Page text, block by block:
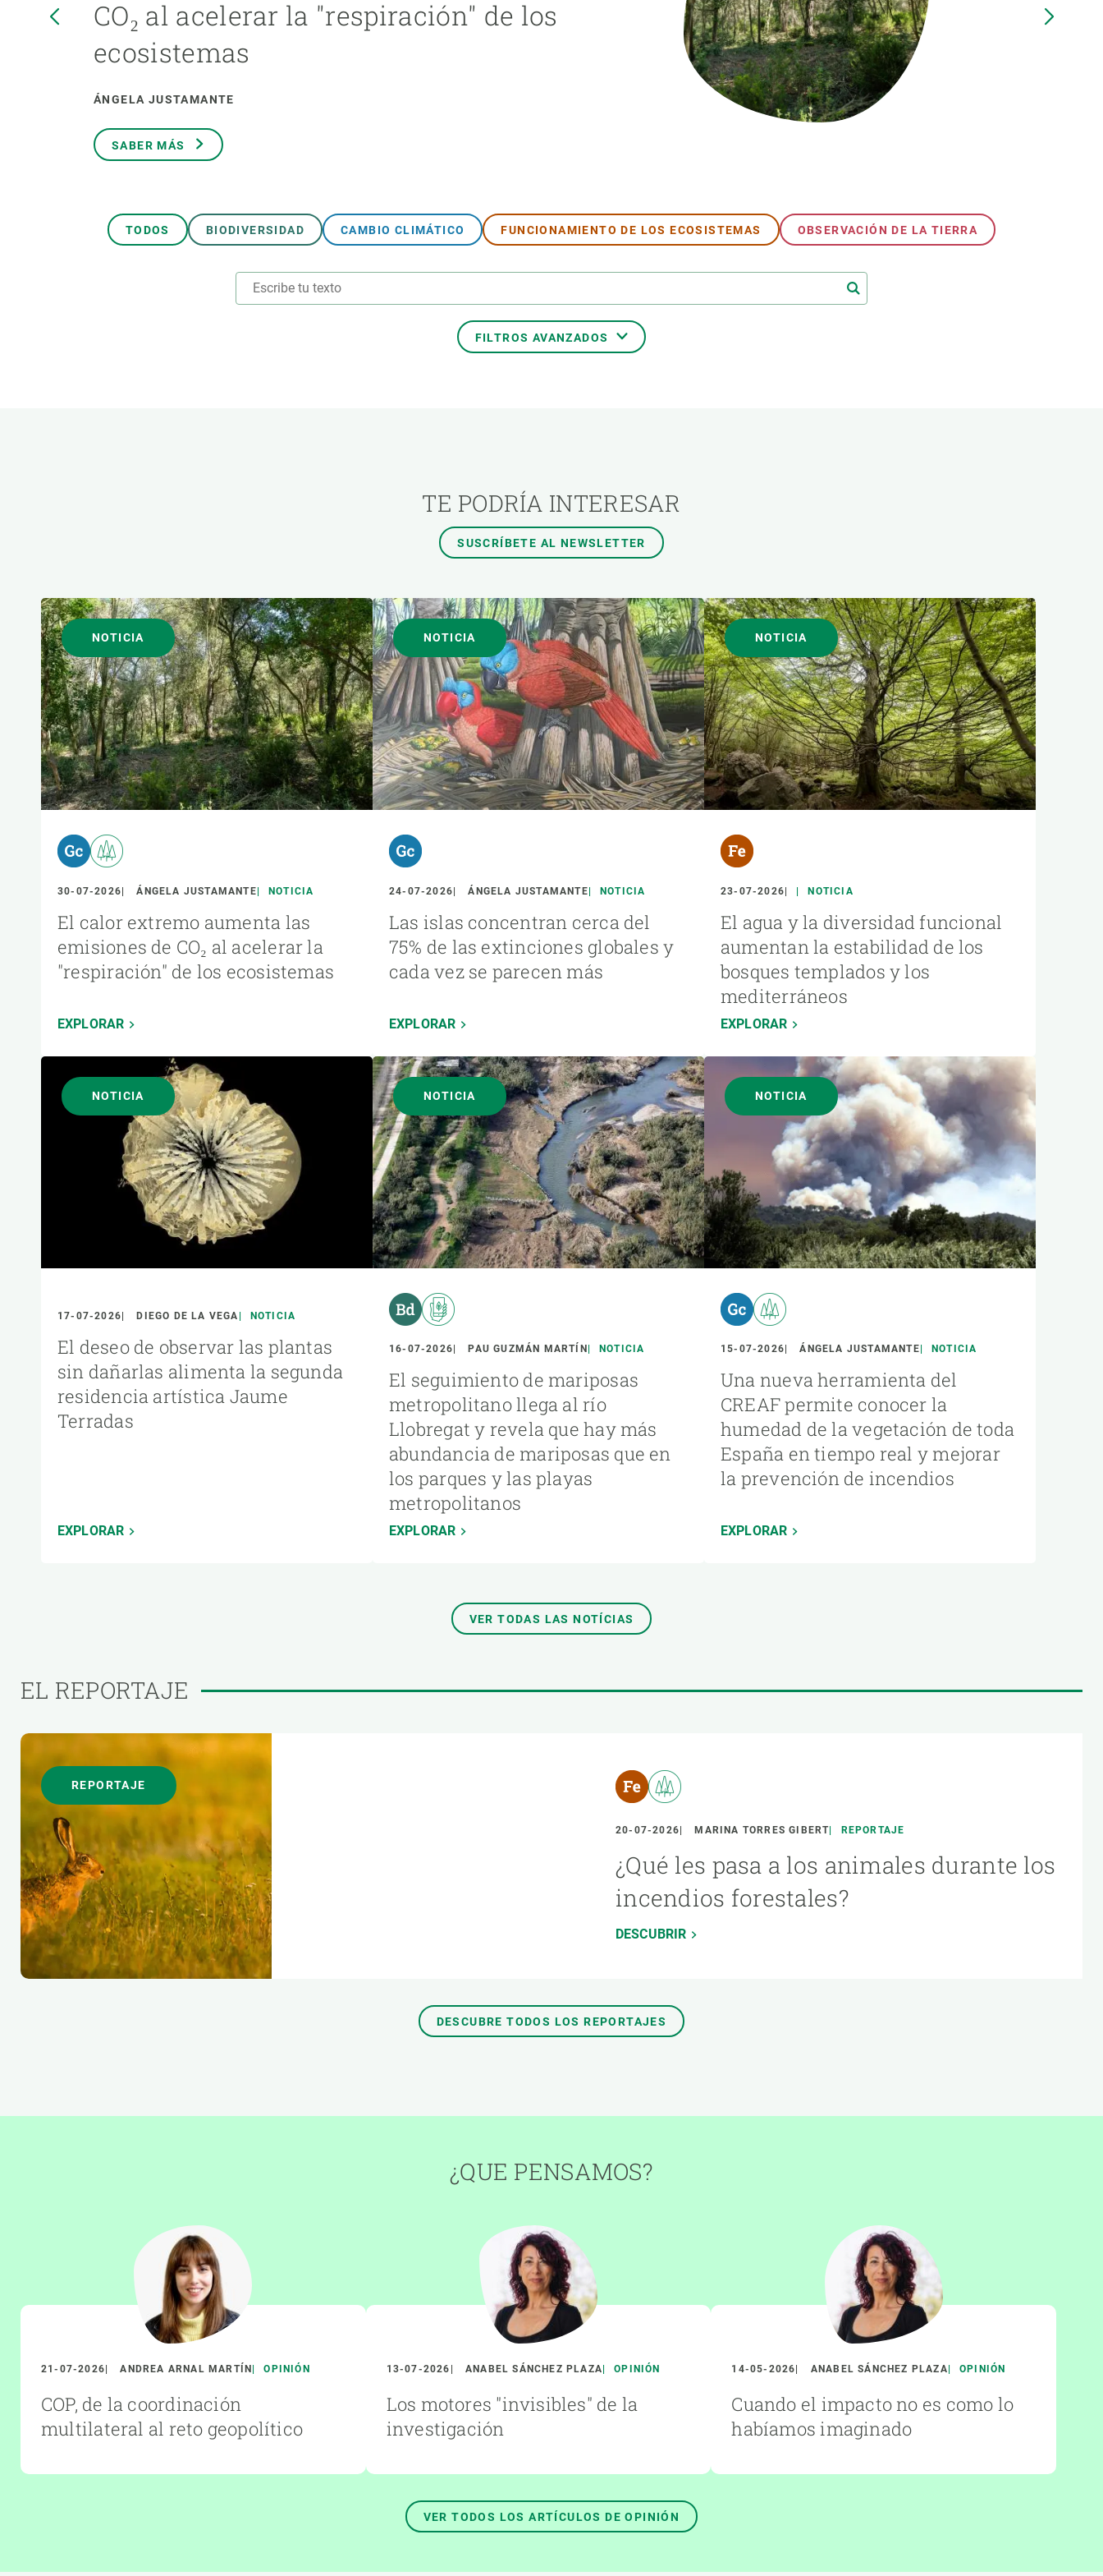
CO₂ al acelerar la "respiración" de los
ecosistemas
ÁNGELA JUSTAMANTE
SABER MÁS
TODOS BIODIVERSIDAD CAMBIO CLIMÁTICO FUNCIONAMIENTO DE LOS ECOSISTEMAS OBSERVACIÓN DE LA TIERRA
FILTROS AVANZADOS
TE PODRÍA INTERESAR
SUSCRÍBETE AL NEWSLETTER
NOTICIA
30-07-2026 ÁNGELA JUSTAMANTE NOTICIA
El calor extremo aumenta las
emisiones de CO₂ al acelerar la
"respiración" de los ecosistemas
EXPLORAR
NOTICIA
24-07-2026 ÁNGELA JUSTAMANTE NOTICIA
Las islas concentran cerca del
75% de las extinciones globales y
cada vez se parecen más
EXPLORAR
NOTICIA
23-07-2026 NOTICIA
El agua y la diversidad funcional
aumentan la estabilidad de los
bosques templados y los
mediterráneos
EXPLORAR
NOTICIA
17-07-2026 DIEGO DE LA VEGA NOTICIA
El deseo de observar las plantas
sin dañarlas alimenta la segunda
residencia artística Jaume
Terradas
EXPLORAR
NOTICIA
16-07-2026 PAU GUZMÁN MARTÍN NOTICIA
El seguimiento de mariposas
metropolitano llega al río
Llobregat y revela que hay más
abundancia de mariposas que en
los parques y las playas
metropolitanos
EXPLORAR
NOTICIA
15-07-2026 ÁNGELA JUSTAMANTE NOTICIA
Una nueva herramienta del
CREAF permite conocer la
humedad de la vegetación de toda
España en tiempo real y mejorar
la prevención de incendios
EXPLORAR
VER TODAS LAS NOTÍCIAS
EL REPORTAJE
REPORTAJE
20-07-2026 MARINA TORRES GIBERT REPORTAJE
¿Qué les pasa a los animales durante los
incendios forestales?
DESCUBRIR
DESCUBRE TODOS LOS REPORTAJES
¿QUE PENSAMOS?
21-07-2026 ANDREA ARNAL MARTÍN OPINIÓN
COP, de la coordinación
multilateral al reto geopolítico
13-07-2026 ANABEL SÁNCHEZ PLAZA OPINIÓN
Los motores "invisibles" de la
investigación
14-05-2026 ANABEL SÁNCHEZ PLAZA OPINIÓN
Cuando el impacto no es como lo
habíamos imaginado
VER TODOS LOS ARTÍCULOS DE OPINIÓN
Marca y logotipos
Equidad, Diversidad e Inclusión (EDI)
Documentación
Observación de la Tierra
Temas transversales
Pide tu beca ERC
Programa de másteres y doctorado
Visitante o sabático
Un lugar donde crecer
Desarrollo de carrera
Eventos anteriores